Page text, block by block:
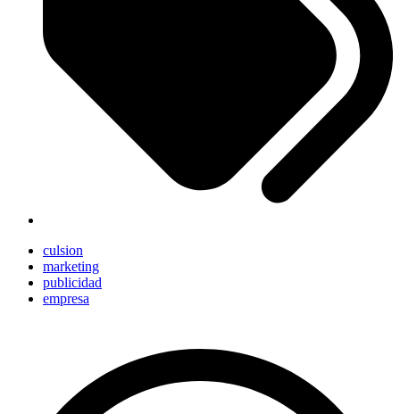
culsion
marketing
publicidad
empresa